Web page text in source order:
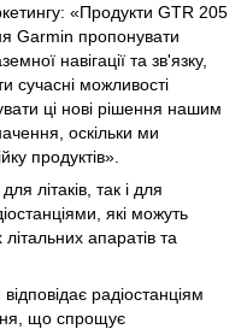
«Продукти GTR 205
Garmin пропонувати
навігації та зв'язку,
сучасні можливості
ці нові рішення нашим
оскільки ми
продуктів».
літаків, так і для
які можуть
апаратів та
радіостанціям
що спрощує